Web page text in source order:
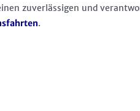
zuverlässigen und
.